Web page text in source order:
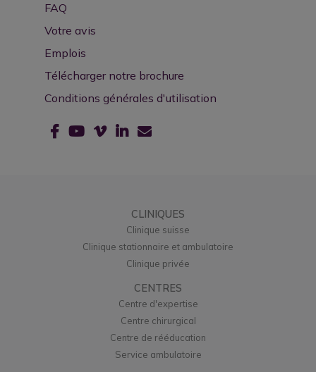
FAQ
Votre avis
Emplois
Télécharger notre brochure
Conditions générales d'utilisation
CLINIQUES
Clinique suisse
Clinique stationnaire et ambulatoire
Clinique privée
CENTRES
Centre d'expertise
Centre chirurgical
Centre de rééducation
Service ambulatoire